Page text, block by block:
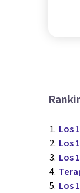
Los
Los
Los
Los